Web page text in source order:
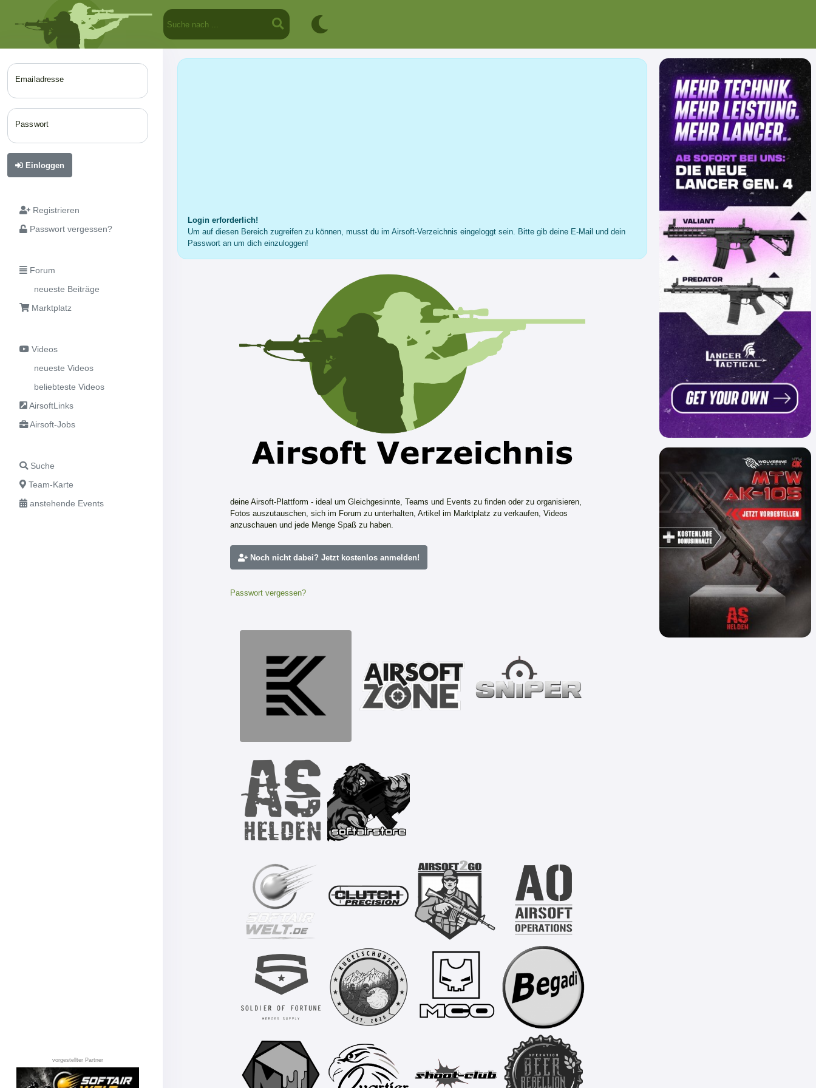
Emailadresse
Passwort
Einloggen
Registrieren
Passwort vergessen?
Forum
neueste Beiträge
Marktplatz
Videos
neueste Videos
beliebteste Videos
AirsoftLinks
Airsoft-Jobs
Suche
Team-Karte
anstehende Events
vorgestellter Partner
Login erforderlich!
Um auf diesen Bereich zugreifen zu können, musst du im Airsoft-Verzeichnis eingeloggt sein. Bitte gib deine E-Mail und dein
Passwort an um dich einzuloggen!
deine Airsoft-Plattform - ideal um Gleichgesinnte, Teams und Events zu finden oder zu organisieren,
Fotos auszutauschen, sich im Forum zu unterhalten, Artikel im Marktplatz zu verkaufen, Videos
anzuschauen und jede Menge Spaß zu haben.
Noch nicht dabei? Jetzt kostenlos anmelden!
Passwort vergessen?